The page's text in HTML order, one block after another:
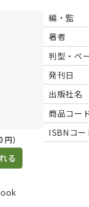
本
）
る
編・監
著者
判型・ペ
発刊日
出版社名
商品コー
ISBNコー